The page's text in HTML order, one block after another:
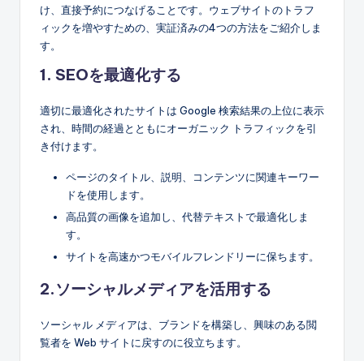
け、直接予約につなげることです。ウェブサイトのトラフ
ィックを増やすための、実証済みの4つの方法をご紹介しま
す。
1. SEOを最適化する
適切に最適化されたサイトは Google 検索結果の上位に表示
され、時間の経過とともにオーガニック トラフィックを引
き付けます。
ページのタイトル、説明、コンテンツに関連キーワー
ドを使用します。
高品質の画像を追加し、代替テキストで最適化しま
す。
サイトを高速かつモバイルフレンドリーに保ちます。
2.ソーシャルメディアを活用する
ソーシャル メディアは、ブランドを構築し、興味のある閲
覧者を Web サイトに戻すのに役立ちます。